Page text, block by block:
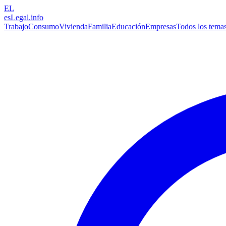
EL
esLegal.info
TrabajoConsumoViviendaFamiliaEducaciónEmpresasTodos los